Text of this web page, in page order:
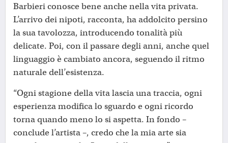
Barbieri conosce bene anche nella vita privata.
L’arrivo dei nipoti, racconta, ha addolcito persino
la sua tavolozza, introducendo tonalità più
delicate. Poi, con il passare degli anni, anche quel
linguaggio è cambiato ancora, seguendo il ritmo
naturale dell’esistenza.
“Ogni stagione della vita lascia una traccia, ogni
esperienza modifica lo sguardo e ogni ricordo
torna quando meno lo si aspetta. In fondo –
conclude l’artista –, credo che la mia arte sia